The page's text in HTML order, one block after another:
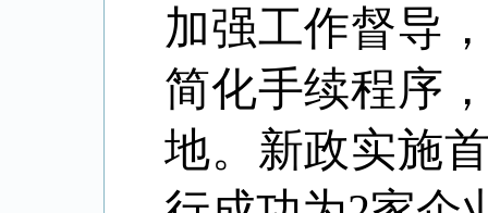
加强工作督导
简化手续程序
地。新政实施